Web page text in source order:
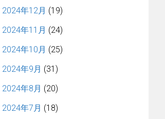
2024年12月 (19)
2024年11月 (24)
2024年10月 (25)
2024年9月 (31)
2024年8月 (20)
2024年7月 (18)